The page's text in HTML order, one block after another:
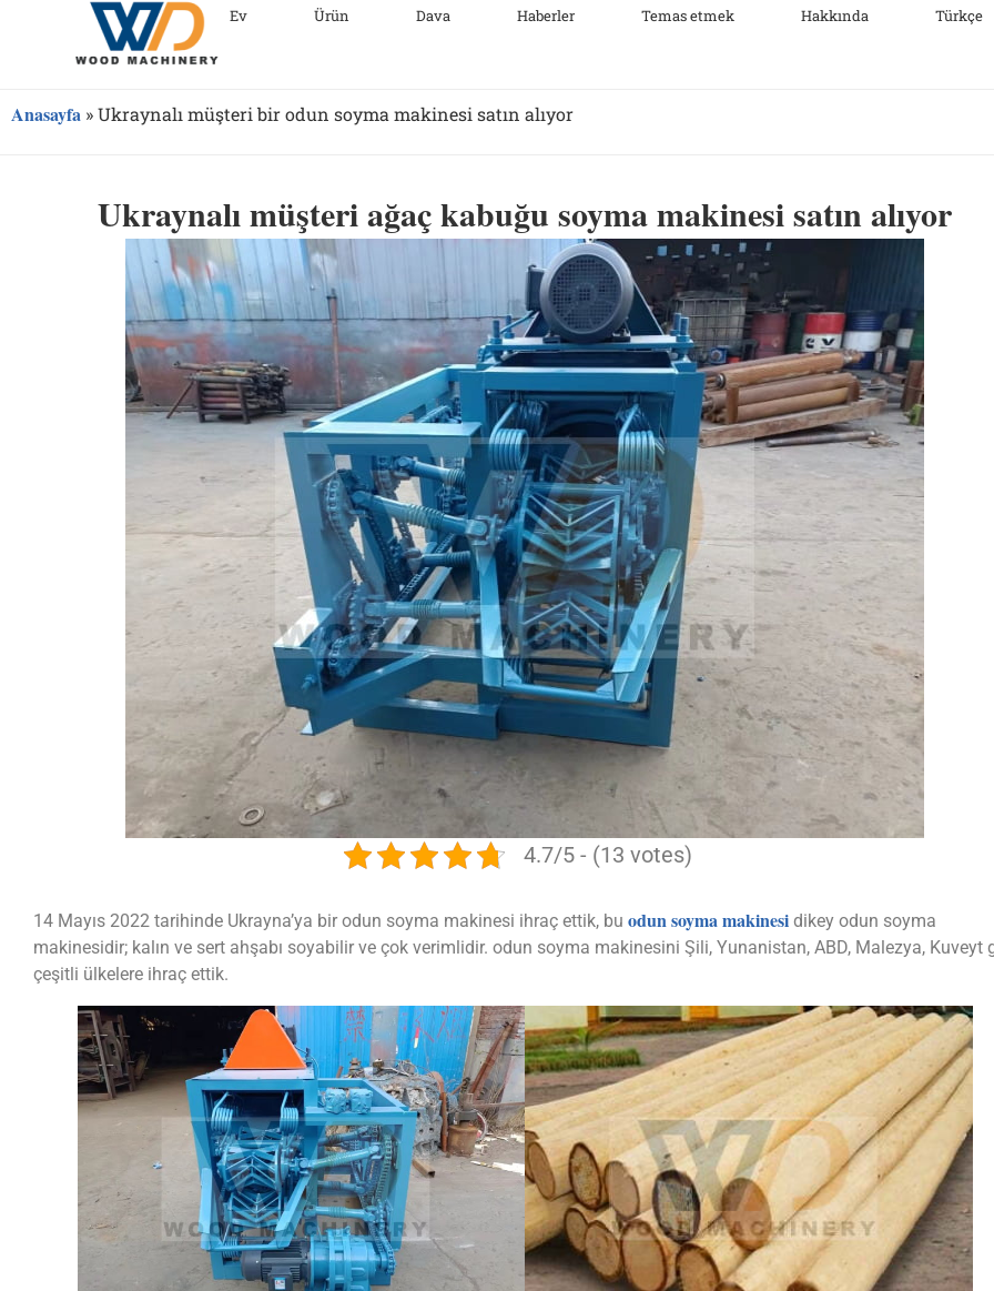
Ev Ürün Dava Haberler Temas etmek Hakkında Türkçe
Anasayfa »Ukraynalı müşteri bir odun soyma makinesi satın alıyor
Ukraynalı müşteri ağaç kabuğu soyma makinesi satın alıyor
4.7/5 - (13 votes)
14 Mayıs 2022 tarihinde Ukrayna’ya bir odun soyma makinesi ihraç ettik, bu odun soyma makinesi dikey odun soyma
makinesidir; kalın ve sert ahşabı soyabilir ve çok verimlidir. odun soyma makinesini Şili, Yunanistan, ABD, Malezya, Kuveyt
çeşitli ülkelere ihraç ettik.